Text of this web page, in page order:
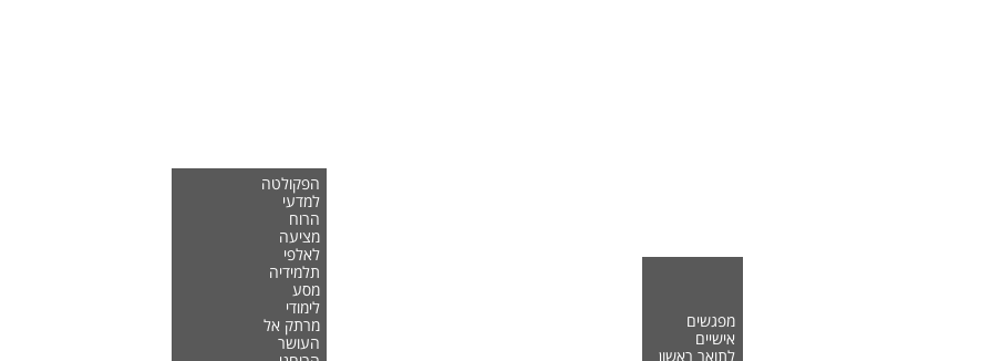
הפקולטה
למדעי
הרוח
מציעה
לאלפי
תלמידיה
מסע
לימודי
מרתק אל
העושר
מפגשים
אישיים
לתואר ראשון